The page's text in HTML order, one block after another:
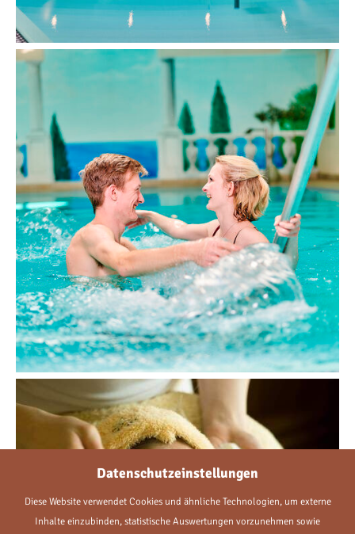
Datenschutzeinstellungen
Diese Website verwendet Cookies und ähnliche Technologien, um externe
Inhalte einzubinden, statistische Auswertungen vorzunehmen sowie